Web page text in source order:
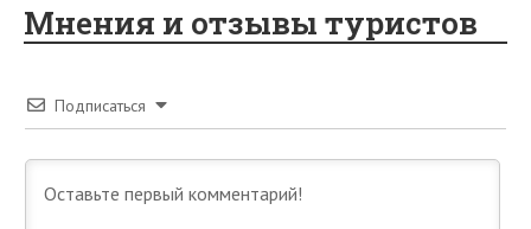
Мнения и отзывы туристов
Подписаться